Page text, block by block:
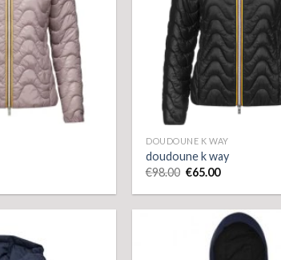
DOUDOUNE K WAY
doudoune k way
€98.00 €65.00